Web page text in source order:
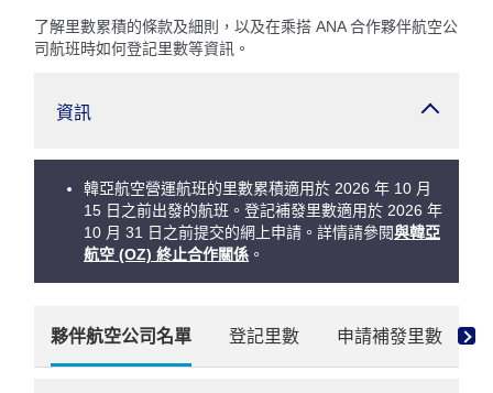
了解里數累積的條款及細則，以及在乘搭 ANA 合作夥伴航空公
司航班時如何登記里數等資訊。
資訊
韓亞航空營運航班的里數累積適用於 2026 年 10 月
15 日之前出發的航班。登記補發里數適用於 2026 年
10 月 31 日之前提交的網上申請。詳情請參閱與韓亞
航空 (OZ) 終止合作關係 。
夥伴航空公司名單 登記里數 申請補發里數